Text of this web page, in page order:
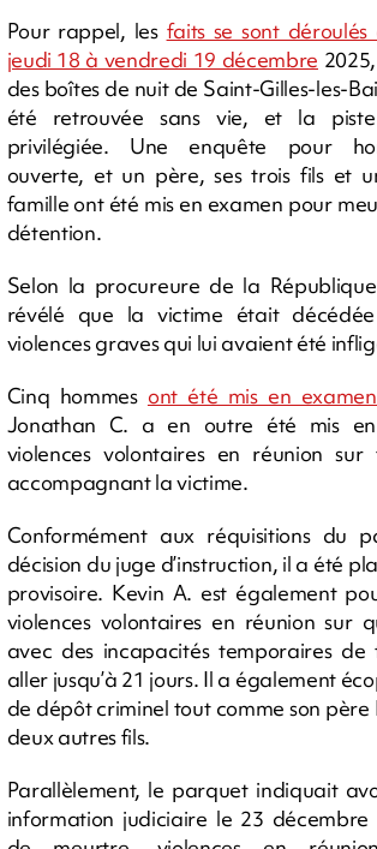
Pour rappel, les faits se sont
jeudi 18 à vendredi 19 décembre
des boîtes de nuit de Saint-Gilles-les-
été retrouvée sans vie, et la
privilégiée. Une enquête pour
ouverte, et un père, ses trois fils et
famille ont été mis en examen pour
détention.
Selon la procureure de la
révélé que la victime était
violences graves qui lui avaient été
Cinq hommes ont été mis en
Jonathan C. a en outre été mis
violences volontaires en réunion sur
accompagnant la victime.
Conformément aux réquisitions du
décision du juge d’instruction, il a été
provisoire. Kevin A. est également
violences volontaires en réunion sur
avec des incapacités temporaires
aller jusqu’à 21 jours. Il a également
de dépôt criminel tout comme son père
deux autres fils.
Parallèlement, le parquet indiquait
information judiciaire le 23 décembre